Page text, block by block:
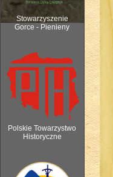
Stowarzyszenie
Gorce - Pienieny
Polskie Towarzystwo
Historyczne